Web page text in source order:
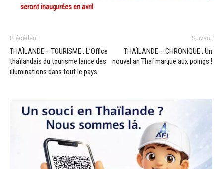
seront inaugurées en avril
Précédent
THAÏLANDE – TOURISME : L’Office
thaïlandais du tourisme lance des
illuminations dans tout le pays
Suivant
THAÏLANDE – CHRONIQUE : Un
nouvel an Thaï marqué aux poings !